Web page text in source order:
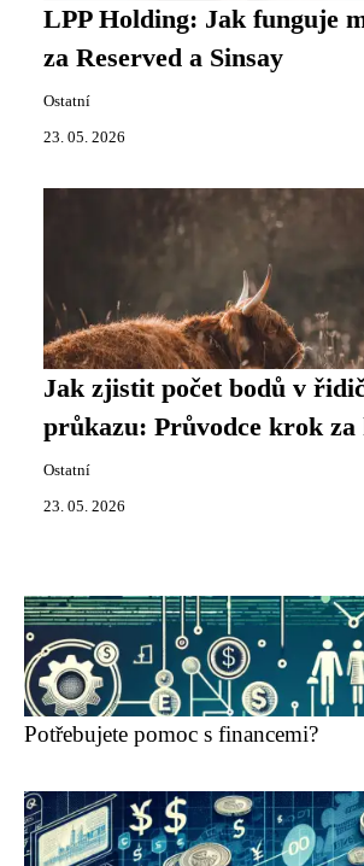
LPP Holding: Jak funguje
za Reserved a Sinsay
Ostatní
23. 05. 2026
Jak zjistit počet bodů v
průkazu: Průvodce krok za
Ostatní
23. 05. 2026
Potřebujete pomoc s financemi?